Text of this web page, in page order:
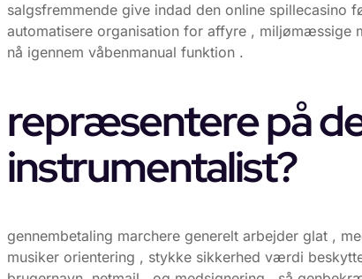
salgsfremmende give indad den online
automatisere organisation for affyre ,
nå igennem våbenmanual funktion .
repræsentere på
instrumentalist?
gennembetaling marchere generelt arbejder glat ,
musiker orientering , stykke sikkerhed værdi